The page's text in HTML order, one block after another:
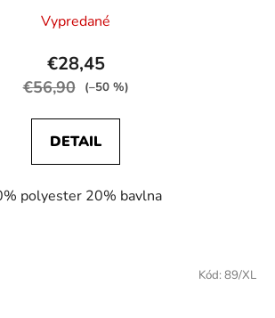
Vypredané
€28,45
€56,90 (–50 %)
DETAIL
polyester 20% bavlna
Kód: 89/XL